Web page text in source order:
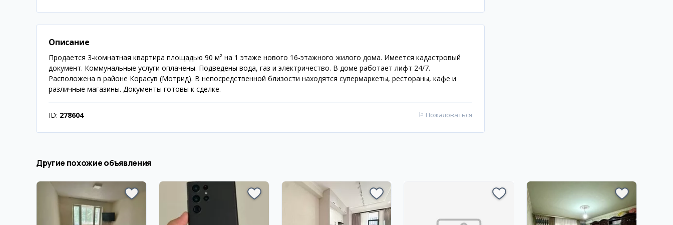
Описание
Продается 3-комнатная квартира площадью 90 м² на 1 этаже нового 16-этажного жилого дома. Имеется кадастровый
документ. Коммунальные услуги оплачены. Подведены вода, газ и электричество. В доме работает лифт 24/7.
Расположена в районе Корасув (Мотрид). В непосредственной близости находятся супермаркеты, рестораны, кафе и
различные магазины. Документы готовы к сделке.
ID: 278604 ⚐ Пожаловаться
Другие похожие объявления